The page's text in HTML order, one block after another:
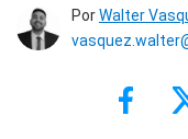
PorWalter